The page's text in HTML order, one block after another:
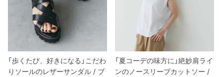
「歩くたび、好きになる」こだわ
りソールのレザーサンダル / ブ
「夏コーデの味方に」絶妙肩ライ
ンのノースリーブカットソー /